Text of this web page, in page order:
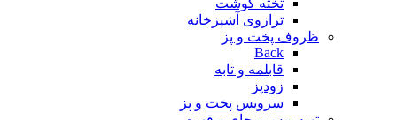
تخته گوشت
ترازوی آشپزخانه
ظروف پخت و پز
Back
قابلمه و تابه
زودپز
سرویس پخت و پز